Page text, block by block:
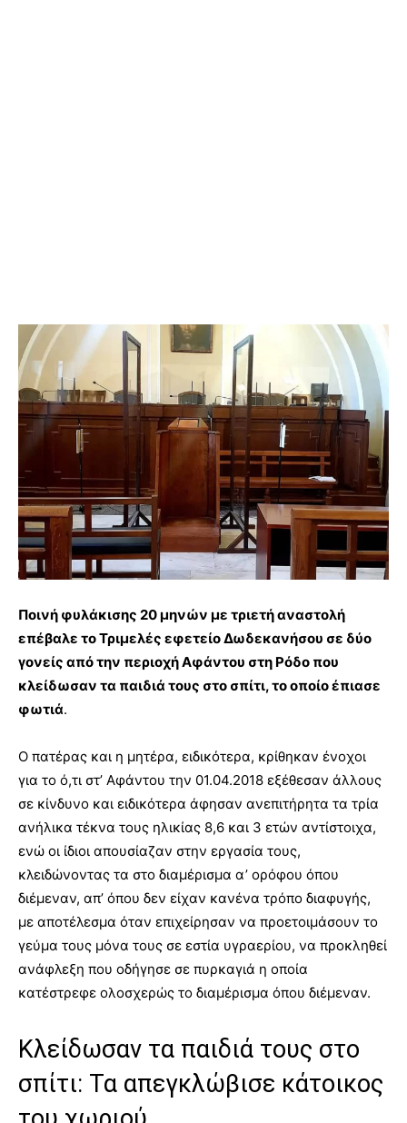
Ποινή φυλάκισης 20 μηνών με τριετή αναστολή
επέβαλε το Τριμελές εφετείο Δωδεκανήσου σε δύο
γονείς από την περιοχή Αφάντου στη Ρόδο που
κλείδωσαν τα παιδιά τους στο σπίτι, το οποίο έπιασε
φωτιά.
Ο πατέρας και η μητέρα, ειδικότερα, κρίθηκαν ένοχοι
για το ό,τι στ’ Αφάντου την 01.04.2018 εξέθεσαν άλλους
σε κίνδυνο και ειδικότερα άφησαν ανεπιτήρητα τα τρία
ανήλικα τέκνα τους ηλικίας 8,6 και 3 ετών αντίστοιχα,
ενώ οι ίδιοι απουσίαζαν στην εργασία τους,
κλειδώνοντας τα στο διαμέρισμα α’ ορόφου όπου
διέμεναν, απ’ όπου δεν είχαν κανένα τρόπο διαφυγής,
με αποτέλεσμα όταν επιχείρησαν να προετοιμάσουν το
γεύμα τους μόνα τους σε εστία υγραερίου, να προκληθεί
ανάφλεξη που οδήγησε σε πυρκαγιά η οποία
κατέστρεφε ολοσχερώς το διαμέρισμα όπου διέμεναν.
Κλείδωσαν τα παιδιά τους στο
σπίτι: Τα απεγκλώβισε κάτοικος